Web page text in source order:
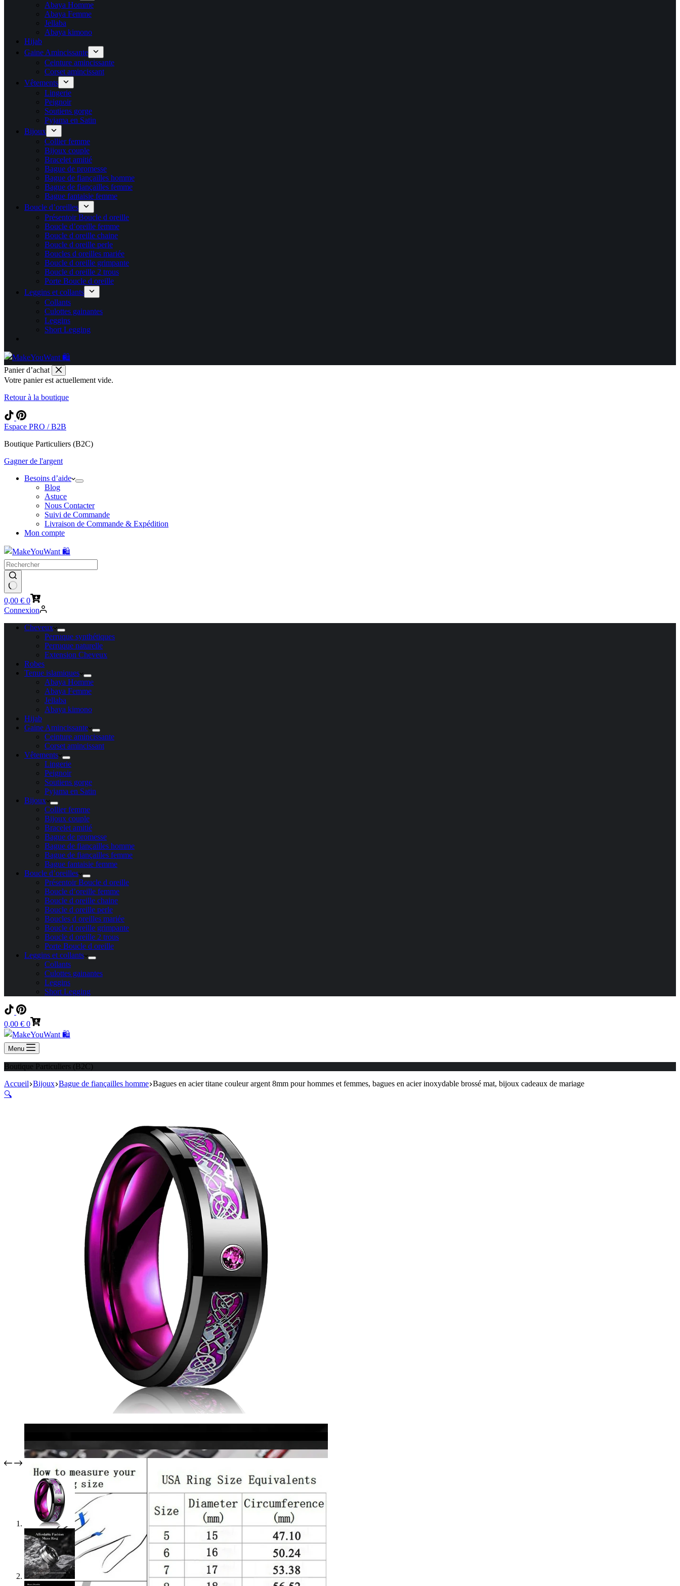
Abaya Homme
Abaya Femme
Jellaba
Abaya kimono
Hijab
Gaine Amincissante
Ceinture amincissante
Corset amincissant
Vêtements
Lingerie
Peignoir
Soutiens gorge
Pyjama en Satin
Bijoux
Collier femme
Bijoux couple
Bracelet amitié
Bague de promesse
Bague de fiançailles homme
Bague de fiançailles femme
Bague fantaisie femme
Boucle d’oreilles
Présentoir Boucle d oreille
Boucle d’oreille femme
Boucle d oreille chaine
Boucle d oreille perle
Boucles d oreilles mariée
Boucle d oreille grimpante
Boucle d oreille 2 trous
Porte Boucle d oreille
Leggins et collants
Collants
Culottes gainantes
Leggins
Short Legging
Panier d’achat
Votre panier est actuellement vide.
Retour à la boutique
Espace PRO / B2B
Boutique Particuliers (B2C)
Gagner de l'argent
Besoins d’aide
Blog
Astuce
Nous Contacter
Suivi de Commande
Livraison de Commande & Expédition
Mon compte
Panier
d’achat
0,00 € 0
Connexion
Cheveux
Perruque synthétiques
Perruque naturelle
Extension Cheveux
Robes
Tenue islamiques
Abaya Homme
Abaya Femme
Jellaba
Abaya kimono
Hijab
Gaine Amincissante
Ceinture amincissante
Corset amincissant
Vêtements
Lingerie
Peignoir
Soutiens gorge
Pyjama en Satin
Bijoux
Collier femme
Bijoux couple
Bracelet amitié
Bague de promesse
Bague de fiançailles homme
Bague de fiançailles femme
Bague fantaisie femme
Boucle d’oreilles
Présentoir Boucle d oreille
Boucle d’oreille femme
Boucle d oreille chaine
Boucle d oreille perle
Boucles d oreilles mariée
Boucle d oreille grimpante
Boucle d oreille 2 trous
Porte Boucle d oreille
Leggins et collants
Collants
Culottes gainantes
Leggins
Short Legging
Panier
d’achat
0,00 € 0
Menu
Boutique Particuliers (B2C)
Accueil Bijoux Bague de fiançailles homme Bagues en acier titane couleur argent 8mm pour hommes et femmes, bagues en acier inoxydable brossé mat, bijoux cadeaux de mariage
🔍